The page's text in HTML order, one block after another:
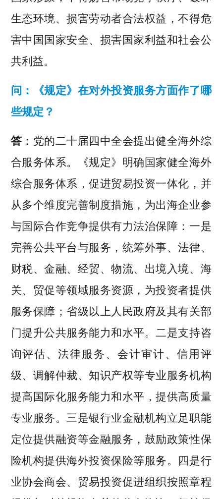
生态环境、损害劳动者合法权益，不得危
害中国国家安全、损害国家利益和社会公
共利益。
问：《规定》在对外投资服务方面作了哪
些规定？
答：党的二十届四中全会提出健全海外综
合服务体系。《规定》明确国家健全海外
综合服务体系，促进贸易投资一体化，并
从多个维度完善制度措施，为出海企业参
与国际合作竞争提供有力法治保障：一是
完善公共平台与服务，统筹外事、法律、
财税、金融、经贸、物流、出境入境、海
关、贸促等领域服务资源，为投资者提供
服务保障；省级以上人民政府及其有关部
门提升公共服务能力和水平。二是支持咨
询评估、法律服务、会计审计、信用评
级、调解仲裁、知识产权等专业服务机构
提高国际化服务能力和水平，提供高质量
专业服务。三是银行业金融机构立足职能
定位提供融资等金融服务，鼓励政策性保
险机构提供海外投资保险等服务。四是行
业协会商会、贸易投资促进组织按照章程